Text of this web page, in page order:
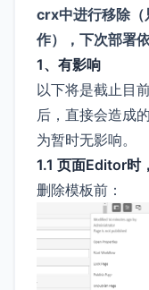
crx中进行移除（
作），下次部署
1、有影响
以下将是截止目
后，直接会造成
为暂时无影响。
1.1 页面Editor时
删除模板前：